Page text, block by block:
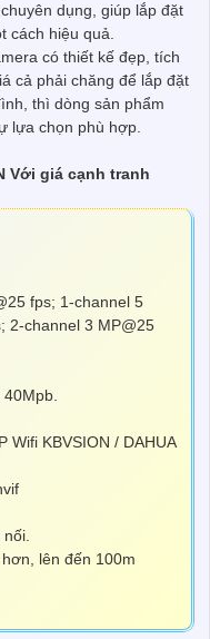
dụng, giúp lắp đặt
cách hiệu quả.
có thiết kế đẹp, tích
cả phải chăng để lắp đặt
thì dòng sản phẩm
lựa chọn phù hợp.
Với giá cạnh tranh
fps; 1-channel 5
2-channel 3 MP@25
Wifi KBVSION / DAHUA
lên đến 100m